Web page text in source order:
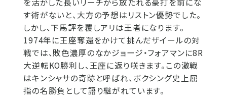
を活かした長いリーチから放たれる豪打を前にな
す術がないと、大方の予想はリストン優勢でした。
しかし、下馬評を覆しアリは王者になります。
1974年に王座奪還をかけて挑んだザイールの対
戦では、敗色濃厚のなかジョージ・フォアマンに8R
大逆転KO勝利し、王座に返り咲きます。この激戦
はキンシャサの奇跡と呼ばれ、ボクシング史上屈
指の名勝負として語り継がれています。